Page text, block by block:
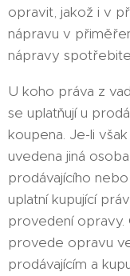
opravit, jakož i v
nápravu v
nápravy
U koho práva z
se uplatňují u
koupena. Je-li
uvedena jiná
prodávajícího
uplatní kupující
provedení opravy.
provede opravu
prodávajícím a